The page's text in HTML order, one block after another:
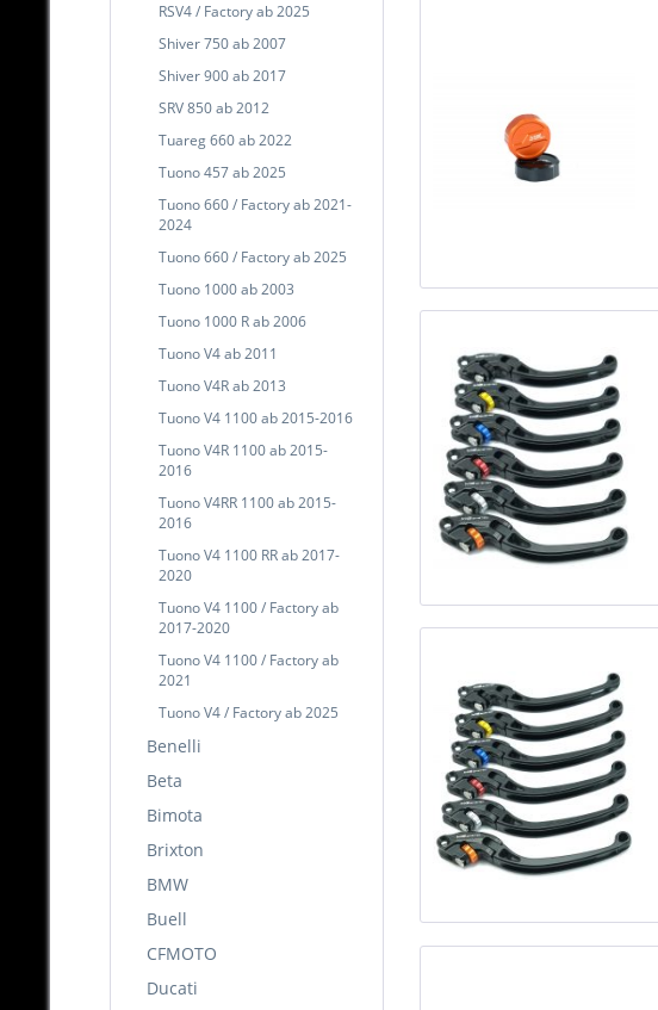
RSV4 / Factory ab 2025
Shiver 750 ab 2007
Shiver 900 ab 2017
SRV 850 ab 2012
Tuareg 660 ab 2022
Tuono 457 ab 2025
Tuono 660 / Factory ab 2021-
2024
Tuono 660 / Factory ab 2025
Tuono 1000 ab 2003
Tuono 1000 R ab 2006
Tuono V4 ab 2011
Tuono V4R ab 2013
Tuono V4 1100 ab 2015-2016
Tuono V4R 1100 ab 2015-
2016
Tuono V4RR 1100 ab 2015-
2016
Tuono V4 1100 RR ab 2017-
2020
Tuono V4 1100 / Factory ab
2017-2020
Tuono V4 1100 / Factory ab
2021
Tuono V4 / Factory ab 2025
Benelli
Beta
Bimota
Brixton
BMW
Buell
CFMOTO
Ducati